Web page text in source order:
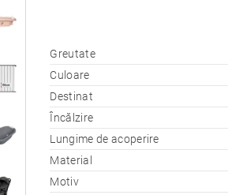
Greutate
Culoare
Destinat
Încălzire
Lungime de acoperire
Material
Motiv